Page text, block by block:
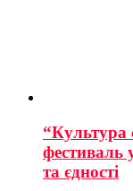
“Культура
фестиваль
та єдності